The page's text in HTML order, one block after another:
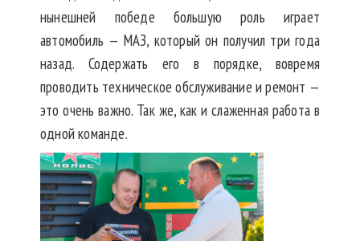
нынешней победе большую роль играет
автомобиль — МАЗ, который он получил три года
назад. Содержать его в порядке, вовремя
проводить техническое обслуживание и ремонт —
это очень важно. Так же, как и слаженная работа в
одной команде.